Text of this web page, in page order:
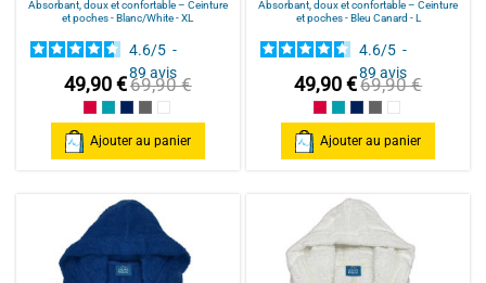
Absorbant, doux et confortable – Ceinture
et poches - Blanc/White - XL
4.6/5 -
89 avis
49,90 €69,90 €
Framboise/Fuschia
Bleu Canard
Bleu Marine/Navy Blue
Gris/Grey
Blanc/White
Ajouter au panier
Absorbant, doux et confortable – Ceinture
et poches - Bleu Canard - L
4.6/5 -
89avis
49,90 €69,90 €
Framboise/Fuschia
Bleu Canard
Bleu Marine/Navy
Gris/Grey
Blanc/White
Ajouter au panier